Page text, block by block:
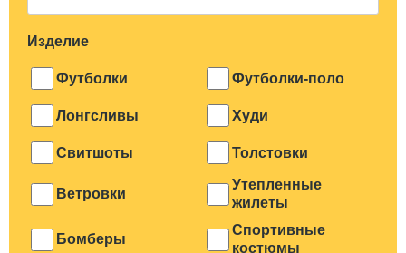
Изделие
Футболки Футболки-поло
Лонгсливы Худи
Свитшоты Толстовки
Ветровки
Утепленные
жилеты
Бомберы
Спортивные
костюмы